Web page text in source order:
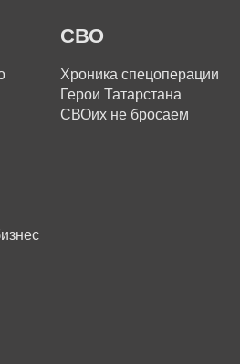
СВО
Хроника спецоперации
Герои Татарстана
СВОих не бросаем